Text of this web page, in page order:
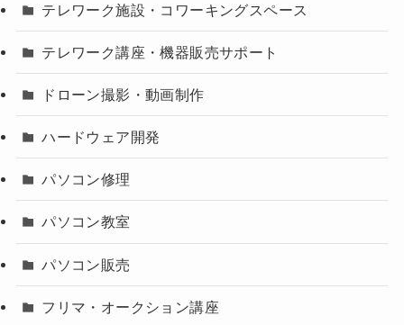
テレワーク施設・コワーキングスペース
テレワーク講座・機器販売サポート
ドローン撮影・動画制作
ハードウェア開発
パソコン修理
パソコン教室
パソコン販売
フリマ・オークション講座